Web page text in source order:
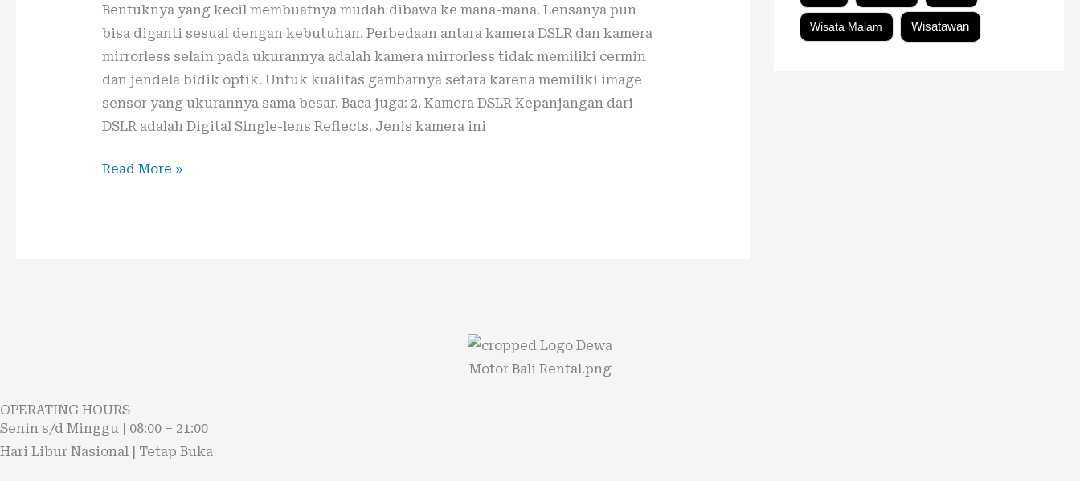
Bentuknya yang kecil membuatnya mudah dibawa ke mana-mana. Lensanya pun
bisa diganti sesuai dengan kebutuhan. Perbedaan antara kamera DSLR dan kamera
mirrorless selain pada ukurannya adalah kamera mirrorless tidak memiliki cermin
dan jendela bidik optik. Untuk kualitas gambarnya setara karena memiliki image
sensor yang ukurannya sama besar. Baca juga: 2. Kamera DSLR Kepanjangan dari
DSLR adalah Digital Single-lens Reflects. Jenis kamera ini
Read More »
Wisata Malam Wisatawan
OPERATING HOURS
Senin s/d Minggu | 08:00 – 21:00
Hari Libur Nasional | Tetap Buka